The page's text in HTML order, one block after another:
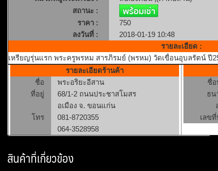
สถานะ :
ราคา :
750
ลงวันที่ :
2018-01-19 10:48
รายละเอียด :
เหรียญรุ่นแรก พระครูพรหม สารภิรมย์ (พรหม) วัดเขื่อนอุบลรัตน์ ปี
รายละเอียดร้านค้า
ชื่อ
พระอริยะอีสาน
ที่อยู่
68/1-2 ถนนประชาสโมสร
อเมือง จ. ขอนแก่น
โทร
081-8720355
064-3528958
ชื่
ธน
เลข
สินค้าที่เกี่ยวข้อง